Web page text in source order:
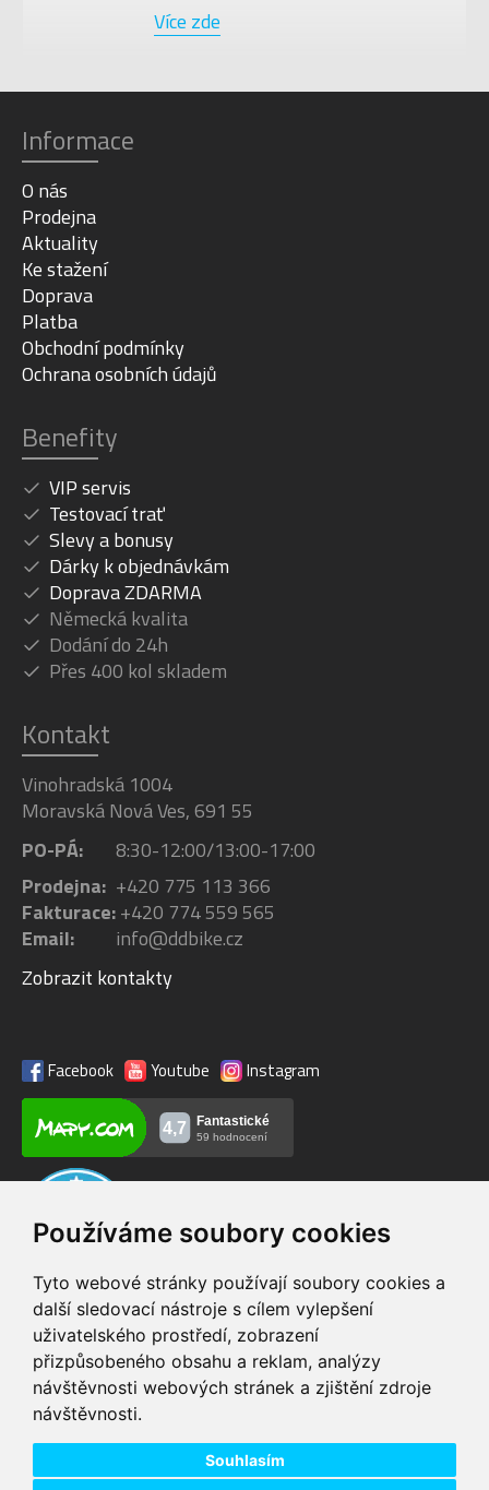
Používáme soubory cookies
Tyto webové stránky používají soubory cookies a
další sledovací nástroje s cílem vylepšení
uživatelského prostředí, zobrazení
přizpůsobeného obsahu a reklam, analýzy
návštěvnosti webových stránek a zjištění zdroje
návštěvnosti.
Souhlasím
Více zde
Informace
O nás
Prodejna
Aktuality
Ke stažení
Doprava
Platba
Obchodní podmínky
Ochrana osobních údajů
Benefity
VIP servis
Testovací trať
Slevy a bonusy
Dárky k objednávkám
Doprava ZDARMA
Německá kvalita
Dodání do 24h
Přes 400 kol skladem
Kontakt
Vinohradská 1004
Moravská Nová Ves, 691 55
PO-PÁ:
8:30-12:00/13:00-17:00
Prodejna: +420 775 113 366
Fakturace:+420 774 559 565
Email:
info@ddbike.cz
Zobrazit kontakty
Facebook Youtube Instagram
VIP servis
na zakoupená
elektrokola
Testovací trať
možnost vyzkoušet si
elektrokola
Doprava ZDARMA
pro objednávky nad 1600 zboží skladem při